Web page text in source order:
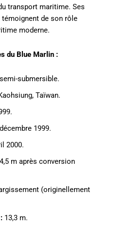
transport maritime. Ses
de son rôle
moderne.
du Blue Marlin :
submersible.
Taïwan.
1999.
2000.
m après conversion
(originellement
13,3 m.